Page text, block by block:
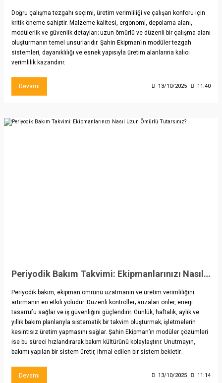
Doğru çalışma tezgahı seçimi, üretim verimliliği ve çalışan konforu için
kritik öneme sahiptir. Malzeme kalitesi, ergonomi, depolama alanı,
modülerlik ve güvenlik detayları; uzun ömürlü ve düzenli bir çalışma alanı
oluşturmanın temel unsurlarıdır. Şahin Ekipman’ın modüler tezgah
sistemleri, dayanıklılığı ve esnek yapısıyla üretim alanlarına kalıcı
verimlilik kazandırır.
Devamı 13/10/2025 11:40
Periyodik Bakım Takvimi: Ekipmanlarınızı Nasıl Uzun Ömürlü Tutarsınız?
Periyodik bakım, ekipman ömrünü uzatmanın ve üretim verimliliğini
artırmanın en etkili yoludur. Düzenli kontroller; arızaları önler, enerji
tasarrufu sağlar ve iş güvenliğini güçlendirir. Günlük, haftalık, aylık ve
yıllık bakım planlarıyla sistematik bir takvim oluşturmak; işletmelerin
kesintisiz üretim yapmasını sağlar. Şahin Ekipman’ın modüler çözümleri
ise bu süreci hızlandırarak bakım kültürünü kolaylaştırır. Unutmayın,
bakımı yapılan bir sistem üretir, ihmal edilen bir sistem bekletir.
Devamı 13/10/2025 11:14